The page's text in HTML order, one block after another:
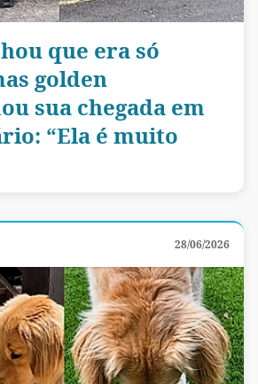
que era só
golden
sua chegada em
“Ela é muito
28/06/2026